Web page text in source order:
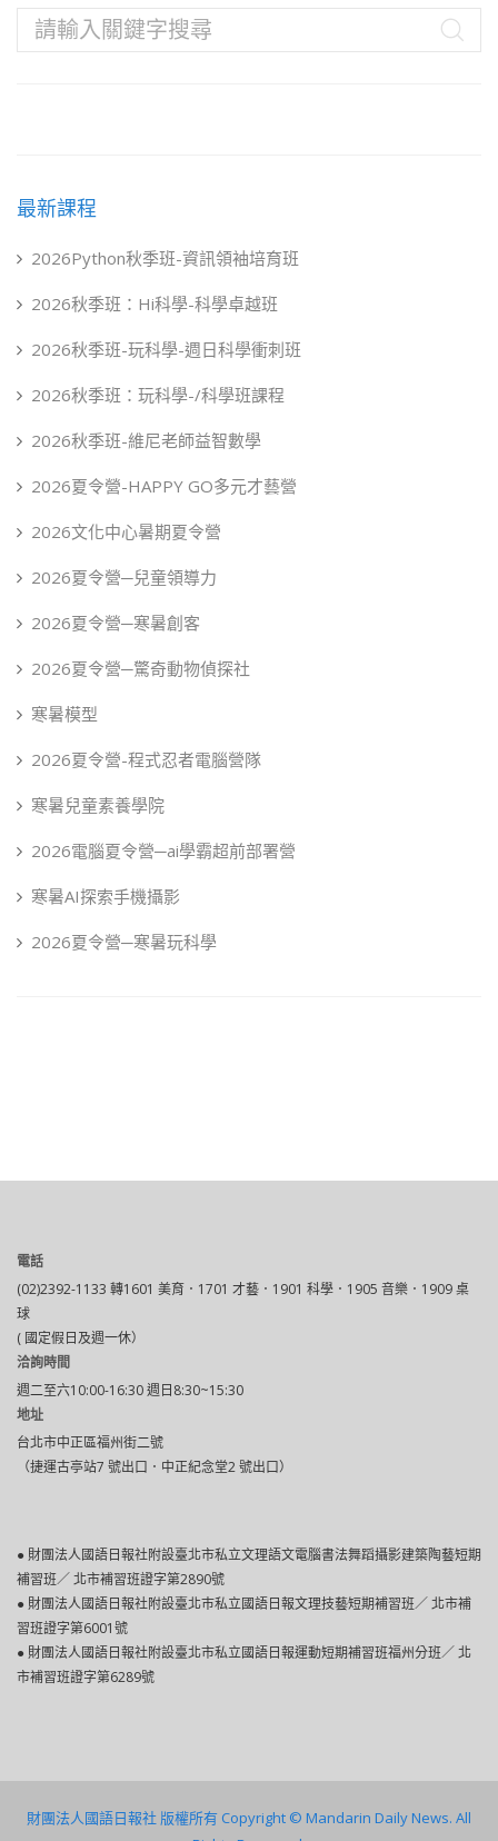
最新課程
2026Python秋季班-資訊領袖培育班
2026秋季班：Hi科學-科學卓越班
2026秋季班-玩科學-週日科學衝刺班
2026秋季班：玩科學-/科學班課程
2026秋季班-維尼老師益智數學
2026夏令營-HAPPY GO多元才藝營
2026文化中心暑期夏令營
2026夏令營─兒童領導力
2026夏令營─寒暑創客
2026夏令營─驚奇動物偵探社
寒暑模型
2026夏令營-程式忍者電腦營隊
寒暑兒童素養學院
2026電腦夏令營─ai學霸超前部署營
寒暑AI探索手機攝影
2026夏令營─寒暑玩科學
電話
(02)2392-1133 轉1601 美育．1701 才藝．1901 科學．1905 音樂．1909 桌
球
( 國定假日及週一休）
洽詢時間
週二至六10:00-16:30 週日8:30~15:30
地址
台北市中正區福州街二號
（捷運古亭站7 號出口．中正紀念堂2 號出口）
● 財團法人國語日報社附設臺北市私立文理語文電腦書法舞蹈攝影建築陶藝短期
補習班／ 北市補習班證字第2890號
● 財團法人國語日報社附設臺北巿私立國語日報文理技藝短期補習班／ 北市補
習班證字第6001號
● 財團法人國語日報社附設臺北市私立國語日報運動短期補習班福州分班／ 北
市補習班證字第6289號
財團法人國語日報社 版權所有 Copyright © Mandarin Daily News. All